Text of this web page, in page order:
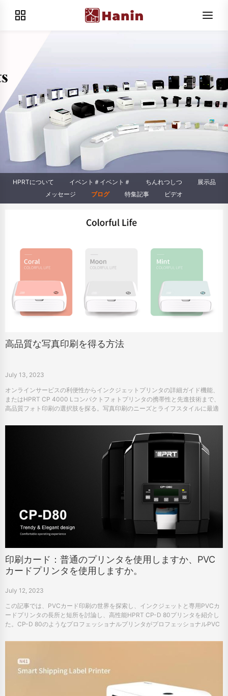
HPRTについて イベント＃イベント＃ ちんれつしつ
展示品
メッセージ
ブログ 特集記事 ビデオ
高品質な写真印刷を得る方法
July 13, 2023
オンラインサービスの利便性からインクジェットプリンタの詳細ガイド機能、
またはHPRT CP 4000 Lコンパクトフォトプリンタの携帯性と先進技術まで、
高品質フォト印刷の選択肢を探る。写真印刷のニーズとライフスタイルに最適
印刷カード：普通のプリンタを使用しますか、PVC
カードプリンタを使用しますか。
July 12, 2023
この記事では、PVCカード印刷の世界を探索し、インクジェットと専用PVCカ
ードプリンタの長所と短所を討論し、高性能HPRT CP-D 80プリンタを紹介し
た。CP-D 80のようなプロフェッショナルプリンタがプロフェッショナルPVC